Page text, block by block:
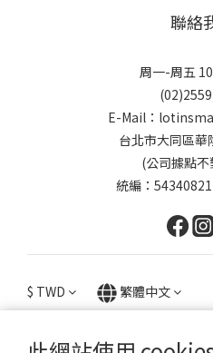
聯絡
周一-周五
E-Mail：
台北市大同區
(公司據點
統編：
$ TWD 繁體中文